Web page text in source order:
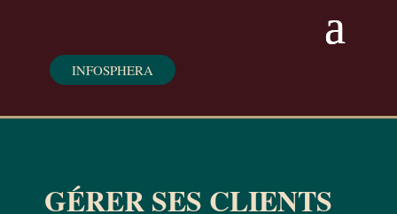
INFOSPHERA
GÉRER SES CLIENTS